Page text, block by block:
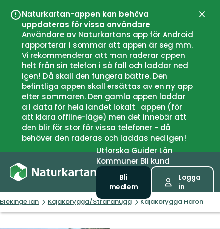
Naturkartan-appen kan behöva
uppdateras för vissa användare
Användare av Naturkartans app för Android
rapporterar i sommar att appen är seg mm.
Vi rekommenderar att man raderar appen
helt från sin telefon i så fall och laddar ned
igen! Då skall den fungera bättre. Den
befintliga appen skall ersättas av en ny app
efter sommaren. Den gamla appen laddar
all data för hela landet lokalt i appen (för
att klara offline-läge) men det innebär att
den blir för stor för vissa telefoner - då
behöver den raderas och laddas ned igen!
UtforskaGuiderLän
Kommuner Bli kund
Bli
medlem
Logga
in
Blekinge län Kajakbrygga/Strandhugg Kajakbrygga Harön